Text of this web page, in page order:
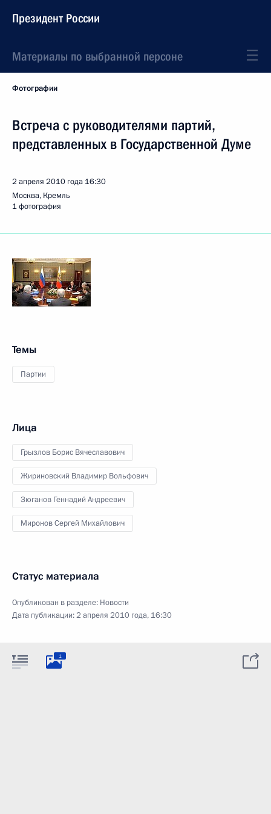
Президент России
Материалы по выбранной персоне
Фотографии
Встреча с руководителями партий,
представленных в Государственной Думе
2 апреля 2010 года 16:30
Москва, Кремль
1 фотография
Темы
Партии
Лица
Грызлов Борис Вячеславович
Жириновский Владимир Вольфович
Зюганов Геннадий Андреевич
Миронов Сергей Михайлович
Статус материала
Опубликован в разделе: Новости
Дата публикации:2 апреля 2010 года, 16:30
1